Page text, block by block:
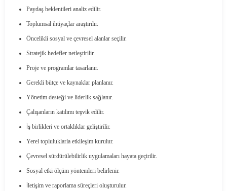
Paydaş beklentileri analiz edilir.
Toplumsal ihtiyaçlar araştırılır.
Öncelikli sosyal ve çevresel alanlar seçilir.
Stratejik hedefler netleştirilir.
Proje ve programlar tasarlanır.
Gerekli bütçe ve kaynaklar planlanır.
Yönetim desteği ve liderlik sağlanır.
Çalışanların katılımı teşvik edilir.
İş birlikleri ve ortaklıklar geliştirilir.
Yerel topluluklarla etkileşim kurulur.
Çevresel sürdürülebilirlik uygulamaları hayata geçirilir.
Sosyal etki ölçüm yöntemleri belirlenir.
İletişim ve raporlama süreçleri oluşturulur.